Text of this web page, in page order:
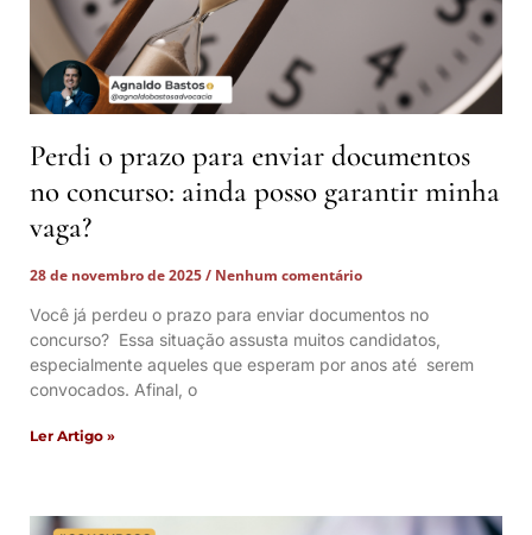
Perdi o prazo para enviar documentos
no concurso: ainda posso garantir minha
vaga?
28 de novembro de 2025
Nenhum comentário
Você já perdeu o prazo para enviar documentos no
concurso? Essa situação assusta muitos candidatos,
especialmente aqueles que esperam por anos até serem
convocados. Afinal, o
Ler Artigo »